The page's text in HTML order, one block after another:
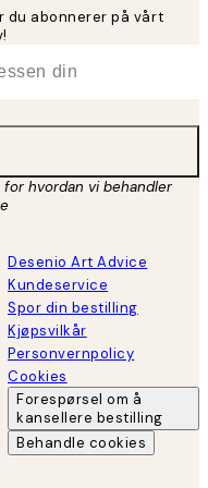
du abonnerer på vårt
hvordan vi behandler
Desenio Art Advice
Kundeservice
Spor din bestilling
Kjøpsvilkår
Personvernpolicy
Cookies
Forespørsel om å
kansellere bestilling
Behandle cookies